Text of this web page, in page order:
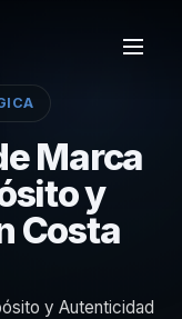
Marca
y
Costa
y Autenticidad